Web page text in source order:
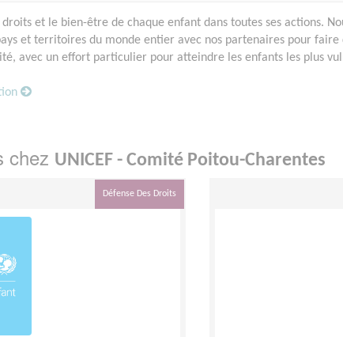
droits et le bien-être de chaque enfant dans toutes ses actions.
et territoires du monde entier avec nos partenaires pour faire
avec un effort particulier pour atteindre les enfants les plus
chez UNICEF - Comité Poitou-Charentes
Défense Des Droits